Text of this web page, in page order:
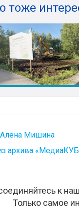
тоже
Алёна Мишина
архива
к
Только самое